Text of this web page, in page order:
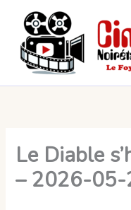
contenu
Le Diable
– 2026-